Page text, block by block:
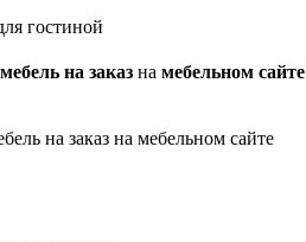
гостиной
на заказ на мебельном сайте
на заказ на мебельном сайте